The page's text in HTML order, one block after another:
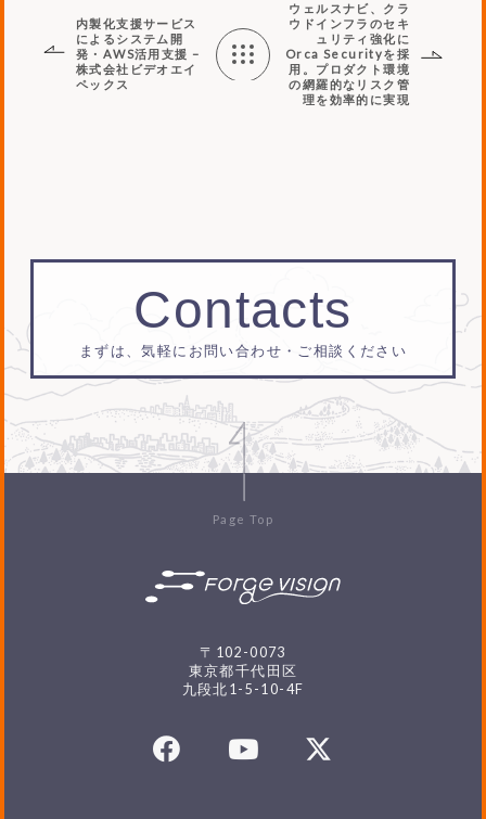
内製化支援サービス
によるシステム開
発・AWS活用支援 –
株式会社ビデオエイ
ペックス
ウェルスナビ、クラ
ウドインフラのセキ
ュリティ強化に
Orca Securityを採
用。プロダクト環境
の網羅的なリスク管
理を効率的に実現
Contacts
まずは、気軽にお問い合わせ・ご相談ください
Page Top
〒102-0073
東京都千代田区
九段北1-5-10-4F